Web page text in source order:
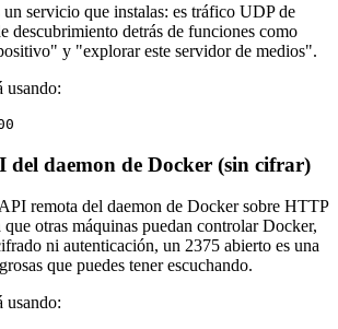
servicio que instalas: es tráfico UDP de
descubrimiento detrás de funciones como
y "explorar este servidor de medios".
usando:
del daemon de Docker (sin cifrar)
remota del daemon de Docker sobre HTTP
otras máquinas puedan controlar Docker,
ni autenticación, un 2375 abierto es una
que puedes tener escuchando.
usando: